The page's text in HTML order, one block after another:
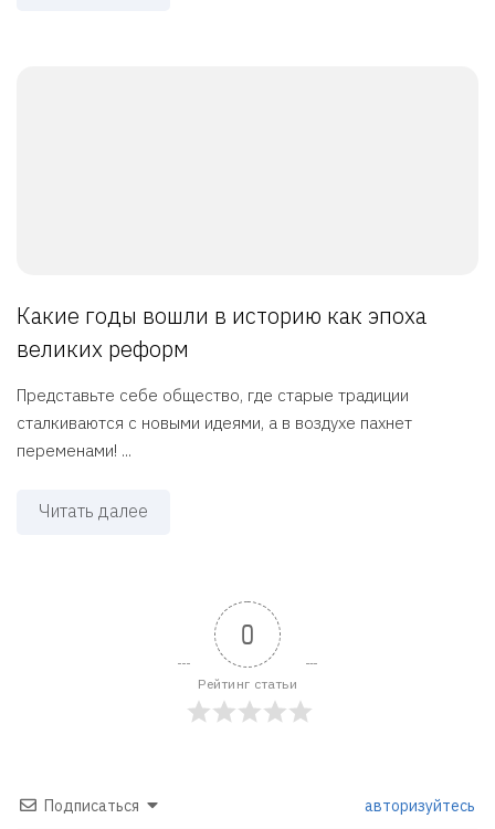
Какие годы вошли в историю как эпоха
великих реформ
Представьте себе общество, где старые традиции
сталкиваются с новыми идеями, а в воздухе пахнет
переменами! ...
Читать далее
0
Рейтинг статьи
Подписаться авторизуйтесь